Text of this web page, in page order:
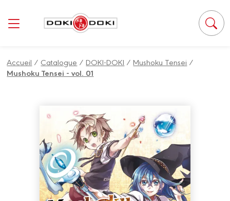
Accueil / Catalogue /DOKI-DOKI /Mushoku Tensei /
Mushoku Tensei - vol. 01